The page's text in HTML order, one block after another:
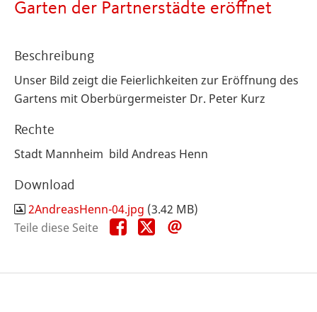
Garten der Partnerstädte eröffnet
Beschreibung
Unser Bild zeigt die Feierlichkeiten zur Eröffnung des
Gartens mit Oberbürgermeister Dr. Peter Kurz
Rechte
Stadt Mannheim bild Andreas Henn
Download
2AndreasHenn-04.jpg (3.42 MB)
Teile diese Seite
Teile
diese
Teile
diese